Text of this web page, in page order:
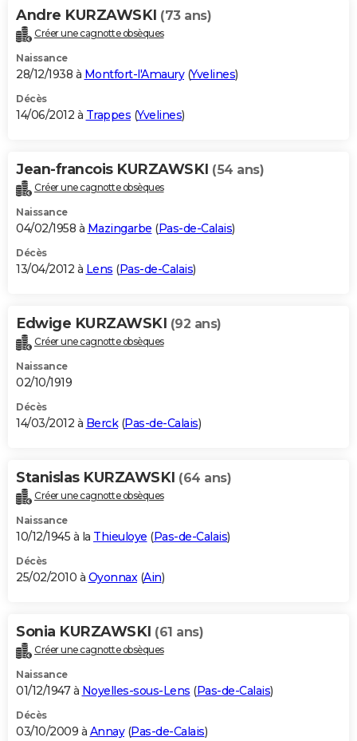
Andre KURZAWSKI (73 ans)
Créer une cagnotte obsèques
Naissance
28/12/1938 à Montfort-l'Amaury(Yvelines)
Décès
14/06/2012 à Trappes (Yvelines)
Jean-francois KURZAWSKI (54 ans)
Créer une cagnotte obsèques
Naissance
04/02/1958 à Mazingarbe (Pas-de-Calais)
Décès
13/04/2012 à Lens (Pas-de-Calais)
Edwige KURZAWSKI (92 ans)
Créer une cagnotte obsèques
Naissance
02/10/1919
Décès
14/03/2012 à Berck(Pas-de-Calais)
Stanislas KURZAWSKI (64 ans)
Créer une cagnotte obsèques
Naissance
10/12/1945 à la Thieuloye (Pas-de-Calais)
Décès
25/02/2010 à Oyonnax(Ain)
Sonia KURZAWSKI (61 ans)
Créer une cagnotte obsèques
Naissance
01/12/1947 à Noyelles-sous-Lens (Pas-de-Calais)
Décès
03/10/2009 à Annay(Pas-de-Calais)